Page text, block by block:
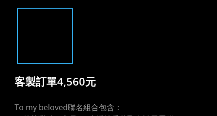
客製訂單4,560元
To my beloved聯名組合包含：